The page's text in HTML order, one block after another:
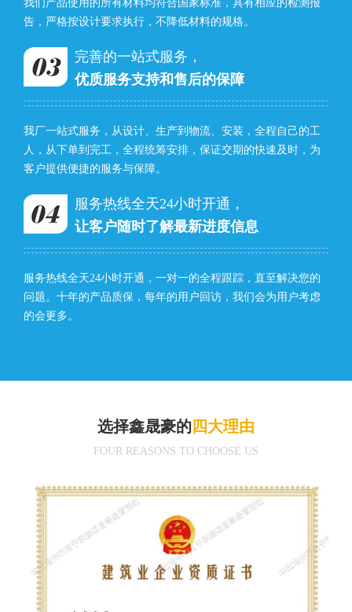
我们产品使用的所有材料均符合国家标准，具有相应的检测报
告，严格按设计要求执行，不降低材料的规格。
完善的一站式服务，
优质服务支持和售后的保障
我厂一站式服务，从设计、生产到物流、安装，全程自己的工
人，从下单到完工，全程统筹安排，保证交期的快速及时，为
客户提供便捷的服务与保障。
服务热线全天24小时开通，
让客户随时了解最新进度信息
服务热线全天24小时开通，一对一的全程跟踪，直至解决您的
问题。十年的产品质保，每年的用户回访，我们会为用户考虑
的会更多。
选择鑫晟豪的 四大理由
FOUR REASONS TO CHOOSE US